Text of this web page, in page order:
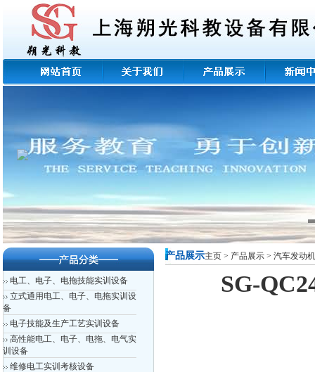
电工、电子、电拖技能实训设备
立式通用电工、电子、电拖实训设
备
电子技能及生产工艺实训设备
高性能电工、电子、电拖、电气实
训设备
维修电工实训考核设备
产品展示主页 > 产品展示 > 汽车发动
SG-